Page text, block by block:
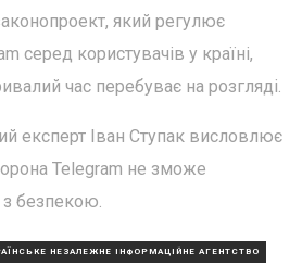
який регулює
серед користувачів у країні,
час перебуває на розгляді.
експерт Іван Ступак висловлює
Telegram не зможе
безпекою.
НЕЗАЛЕЖНЕ ІНФОРМАЦІЙНЕ АГЕНТСТВО